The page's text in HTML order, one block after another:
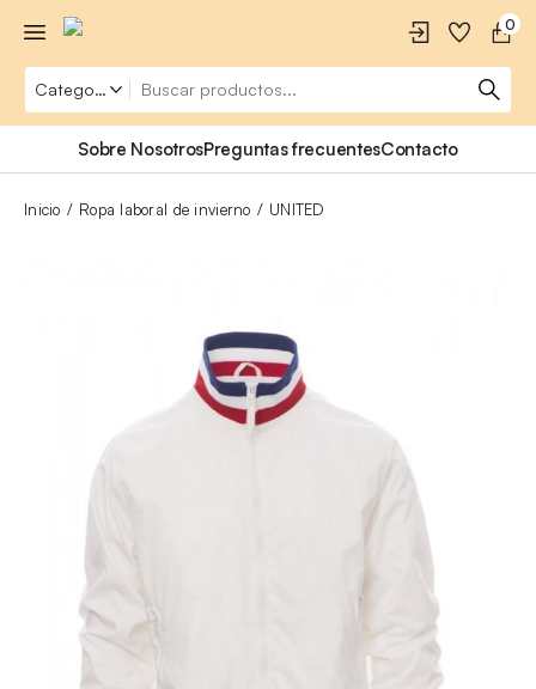
0
Sobre NosotrosPreguntas frecuentesContacto
Inicio Ropa laboral de invierno UNITED